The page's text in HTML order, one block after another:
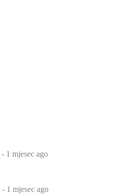
- 1 mjesec ago
- 1 mjesec ago